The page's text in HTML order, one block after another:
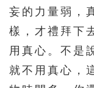
妄的力量弱，
樣，才禮拜下
用真心。不是
就不用真心，